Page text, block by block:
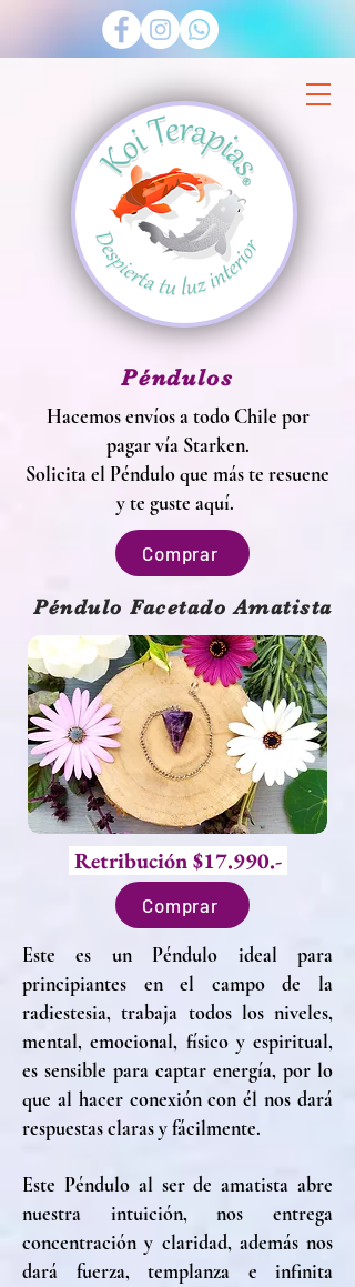
Péndulos
Hacemos envíos a todo Chile por
pagar vía Starken.
Solicita el Péndulo que más te resuene
y te guste aquí.
Comprar
Péndulo Facetado Amatista
Retribución $17.990.-
Comprar
Este es un Péndulo ideal para
principiantes en el campo de la
radiestesia, trabaja todos los niveles,
mental, emocional, físico y espiritual,
es sensible para captar energía, por lo
que al hacer conexión con él nos dará
respuestas claras y fácilmente.
Este Péndulo al ser de amatista abre
nuestra intuición, nos entrega
concentración y claridad, además nos
dará fuerza, templanza e infinita